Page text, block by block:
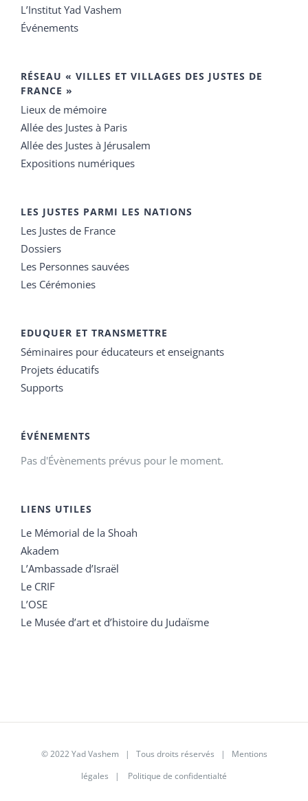
L’Institut Yad Vashem
Événements
RÉSEAU « VILLES ET VILLAGES DES JUSTES DE
FRANCE »
Lieux de mémoire
Allée des Justes à Paris
Allée des Justes à Jérusalem
Expositions numériques
LES JUSTES PARMI LES NATIONS
Les Justes de France
Dossiers
Les Personnes sauvées
Les Cérémonies
EDUQUER ET TRANSMETTRE
Séminaires pour éducateurs et enseignants
Projets éducatifs
Supports
ÉVÉNEMENTS
Pas d'Évènements prévus pour le moment.
LIENS UTILES
Le Mémorial de la Shoah
Akadem
L’Ambassade d’Israël
Le CRIF
L’OSE
Le Musée d’art et d’histoire du Judaïsme
© 2022 Yad Vashem | Tous droits réservés | Mentions
légales | Politique de confidentialté